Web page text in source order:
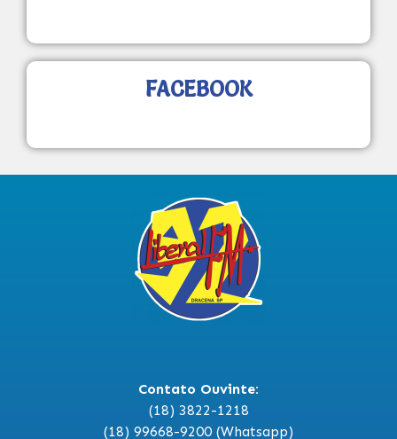
FACEBOOK
Contato Ouvinte:
(18) 3822-1218
(18) 99668-9200 (Whatsapp)